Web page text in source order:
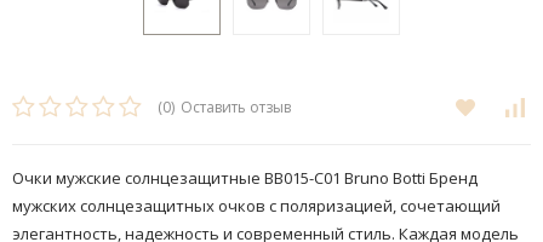
(0) Оставить отзыв
Очки мужские солнцезащитные BB015-C01 Bruno Botti Бренд
мужских солнцезащитных очков с поляризацией, сочетающий
элегантность, надежность и современный стиль. Каждая модель